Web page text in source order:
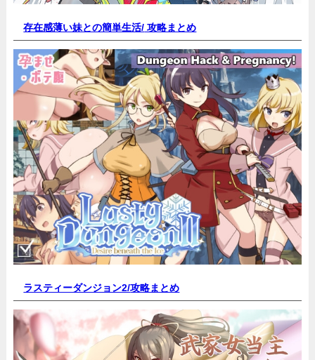
存在感薄い妹との簡単生活/ 攻略まとめ
ラスティーダンジョン2/攻略まとめ